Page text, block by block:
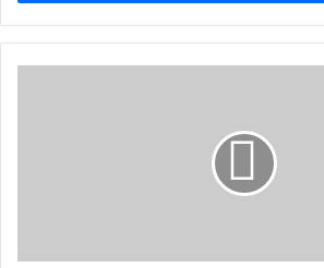
Fama